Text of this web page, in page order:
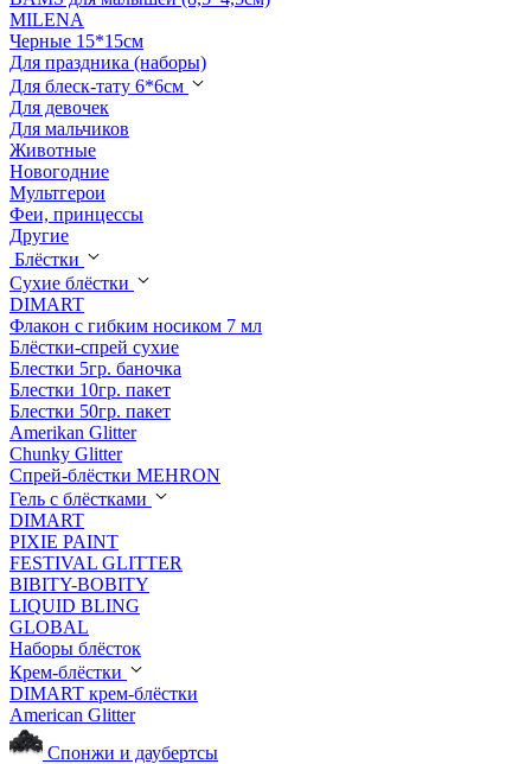
MILENA
Черные 15*15см
Для праздника (наборы)
Для блеск-тату 6*6см
Для девочек
Для мальчиков
Животные
Новогодние
Мультгерои
Феи, принцессы
Другие
Блёстки
Сухие блёстки
DIMART
Флакон с гибким носиком 7 мл
Блёстки-спрей сухие
Блестки 5гр. баночка
Блестки 10гр. пакет
Блестки 50гр. пакет
Amerikan Glitter
Chunky Glitter
Спрей-блёстки MEHRON
Гель с блёстками
DIMART
PIXIE PAINT
FESTIVAL GLITTER
BIBITY-BOBITY
LIQUID BLING
GLOBAL
Наборы блёсток
Крем-блёстки
DIMART крем-блёстки
American Glitter
Спонжи и даубертсы